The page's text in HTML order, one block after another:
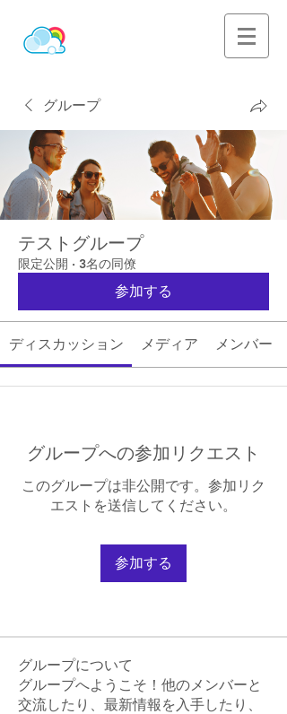
グループ
テストグループ
限定公開 · 3名の同僚
参加する
ディスカッション メディア メンバー
グループへの参加リクエスト
このグループは非公開です。参加リク
エストを送信してください。
参加する
グループについて
グループへようこそ！他のメンバーと
交流したり、最新情報を入手したり、